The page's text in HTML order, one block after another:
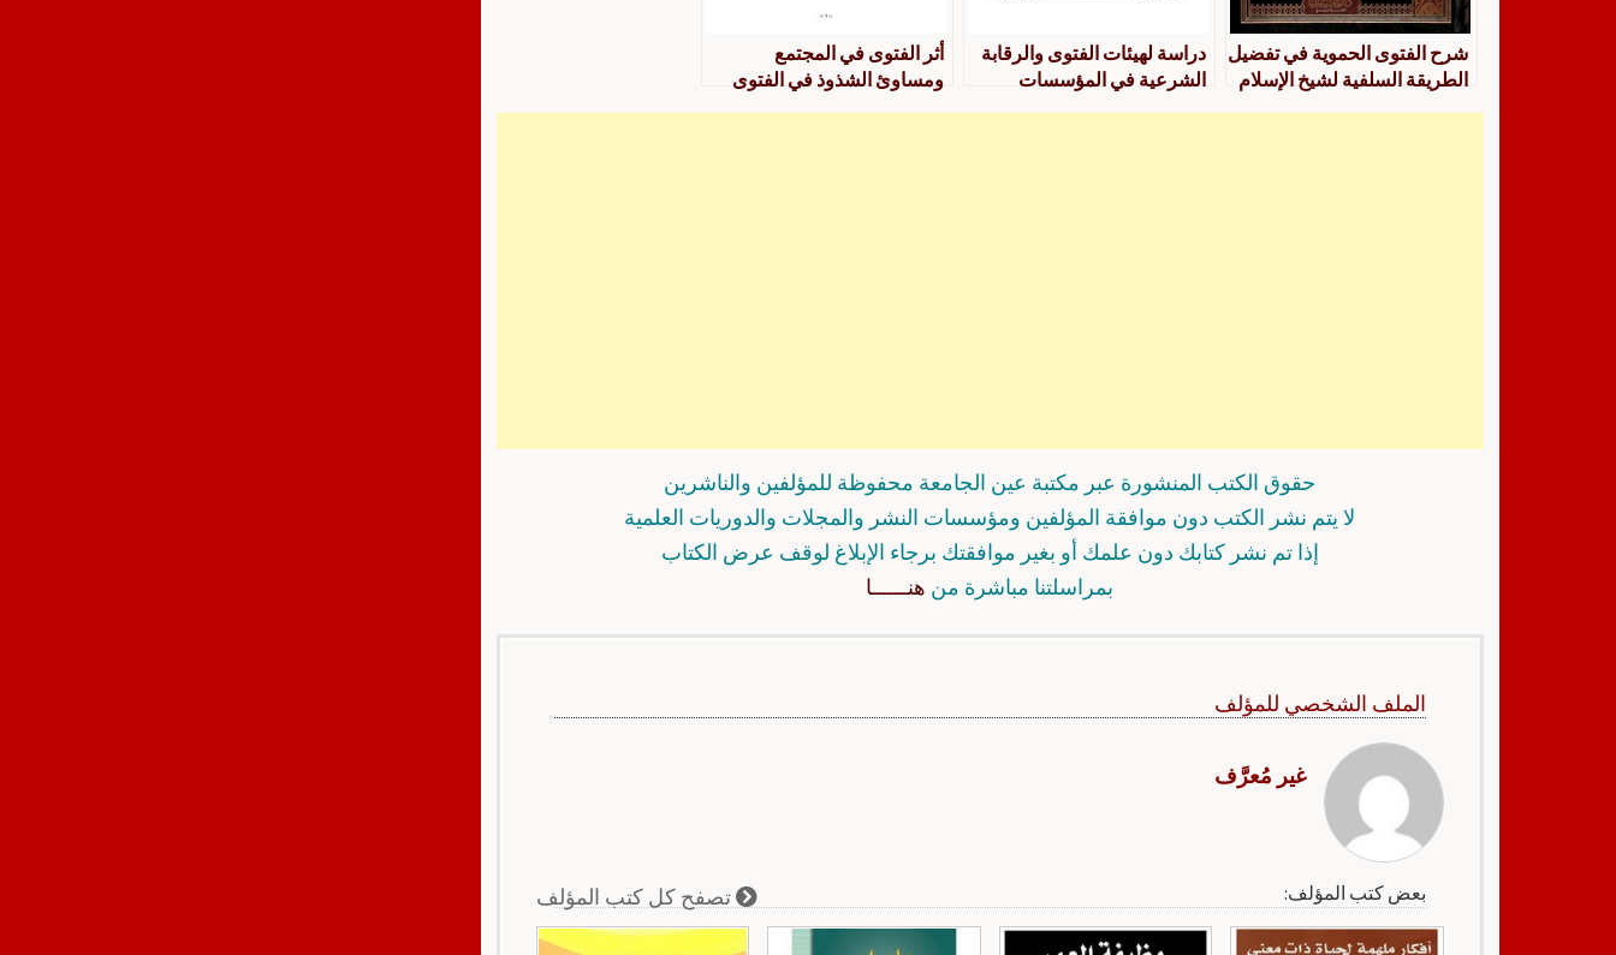
شرح الفتوى الحموية في تفضيل
الطريقة السلفية لشيخ الإسلام
دراسة لهيئات الفتوى والرقابة
الشرعية في المؤسسات
أثر الفتوى في المجتمع
ومساوئ الشذوذ في الفتوى
حقوق الكتب المنشورة عبر مكتبة عين الجامعة محفوظة للمؤلفين والناشرين
لا يتم نشر الكتب دون موافقة المؤلفين ومؤسسات النشر والمجلات والدوريات العلمية
إذا تم نشر كتابك دون علمك أو بغير موافقتك برجاء الإبلاغ لوقف عرض الكتاب
بمراسلتنا مباشرة من هنــــــا
الملف الشخصي للمؤلف
غير مُعرَّف
بعض كتب المؤلف: تصفح كل كتب المؤلف